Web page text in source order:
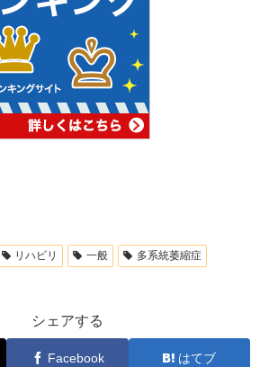
リハビリ 一般
多系統萎縮症
シェアする
Facebook はてブ